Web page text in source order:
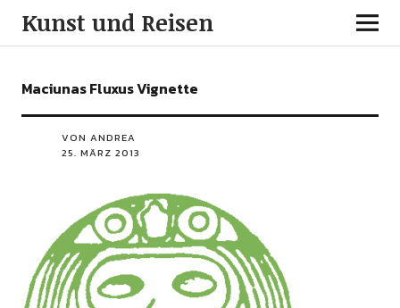
Kunst und Reisen
Maciunas Fluxus Vignette
VON ANDREA
25. MÄRZ 2013